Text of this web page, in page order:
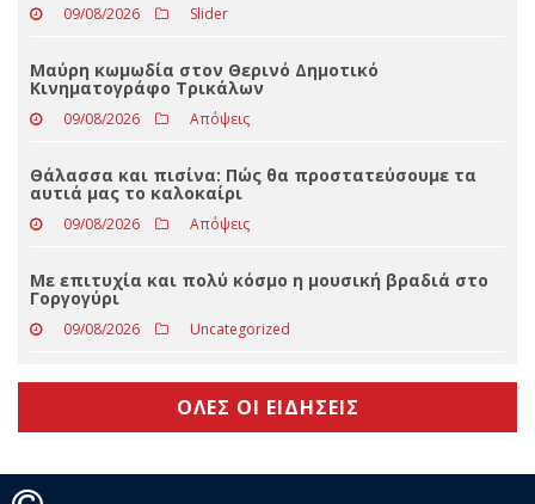
Οι ιερές Πανηγύρεις στο νομό Τρικάλων
09/08/2026 Slider
Μαύρη κωμωδία στον Θερινό Δημοτικό
Κινηματογράφο Τρικάλων
09/08/2026 Απόψεις
Θάλασσα και πισίνα: Πώς θα προστατεύσουμε τα
αυτιά μας το καλοκαίρι
09/08/2026 Απόψεις
Με επιτυχία και πολύ κόσμο η μουσική βραδιά στο
09/08/2026 Uncategorized